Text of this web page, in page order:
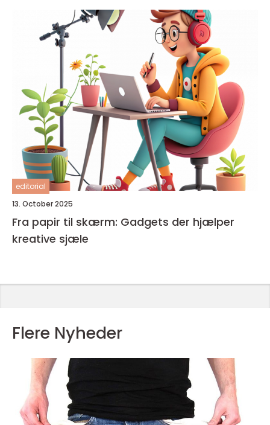
editorial
13. October 2025
Fra papir til skærm: Gadgets der hjælper
kreative sjæle
Flere Nyheder